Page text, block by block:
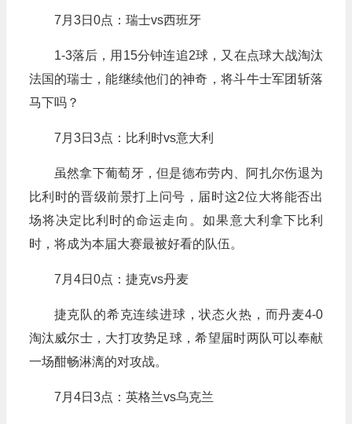
7月3日0点：瑞士vs西班牙
1-3落后，用15分钟连追2球，又在点球大战淘汰
法国的瑞士，能继续他们的神奇，将斗牛士军团斩落
马下吗？
7月3日3点：比利时vs意大利
虽然拿下葡萄牙，但是德布劳内、阿扎尔伤退为
比利时的晋级前景打上问号，届时这2位大将能否出
场将决定比利时的命运走向。如果意大利拿下比利
时，将成为本届大赛最被好看的队伍。
7月4日0点：捷克vs丹麦
捷克队的希克连续进球，状态火热，而丹麦4-0
淘汰威尔士，大打攻势足球，希望届时两队可以奉献
一场酣畅淋漓的对攻战。
7月4日3点：英格兰vs乌克兰